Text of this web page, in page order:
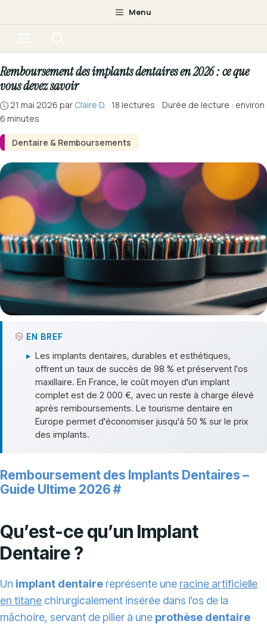
au
Menu
Dentaire & Remboursements
Remboursement des implants dentaires en 2026 : ce que
vous devez savoir
21 mai 2026 par Claire D. · 18 lectures · Durée de lecture : environ
6 minutes
EN BREF
▸ Les implants dentaires, durables et esthétiques,
offrent un taux de succès de 98 % et préservent l'os
maxillaire. En France, le coût moyen d'un implant
complet est de 2 000 €, avec un reste à charge élevé
après remboursements. Le tourisme dentaire en
Europe permet d'économiser jusqu'à 50 % sur le prix
des implants.
Remboursement des Implants Dentaires –
Guide Ultime 2026 #
Qu’est-ce qu’un Implant
Dentaire ?
Un implant dentaire représente une racine artificielle
en titane chirurgicalement insérée dans l’os de la
mâchoire, servant de pilier à une prothèse dentaire